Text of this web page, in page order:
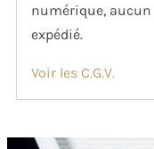
numérique,
expédié.
Voir les C.G.V.